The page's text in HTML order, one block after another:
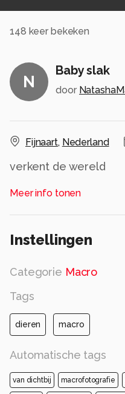
148 keer bekeken
N
Baby slak
door
Fijnaart, Nederland
verkent de wereld
Alle rechten voorbehouden
Meer info tonen
Instellingen
Categorie Macro
Tags
dieren macro
Automatische tags
van dichtbij macrofotografie